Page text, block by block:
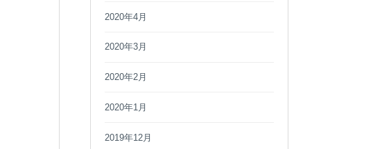
2020年4月
2020年3月
2020年2月
2020年1月
2019年12月